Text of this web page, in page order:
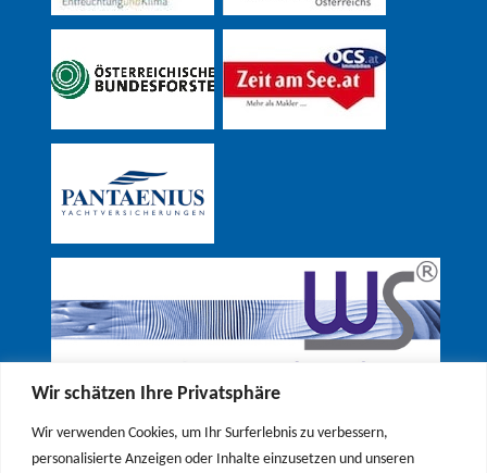
Wir schätzen Ihre Privatsphäre
Wir verwenden Cookies, um Ihr Surferlebnis zu verbessern,
personalisierte Anzeigen oder Inhalte einzusetzen und unseren